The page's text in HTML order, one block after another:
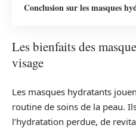
Conclusion sur les masques
Les bienfaits des
visage
Les masques hydratants
routine de soins de la peau.
l’hydratation perdue, de